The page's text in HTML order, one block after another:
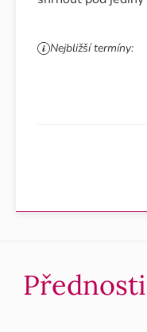
Nejbližší termíny: